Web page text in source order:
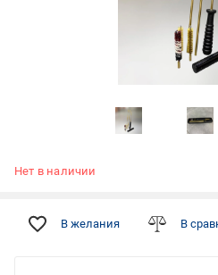
Нет в наличии
В желания В